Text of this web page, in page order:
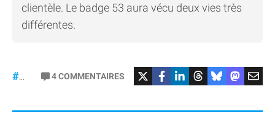
clientèle. Le badge 53 aura vécu deux vies très
différentes.
#Mercedes
4COMMENTAIRES